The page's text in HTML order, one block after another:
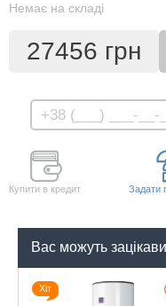
Немає на складі
27456 грн
Купити в кредит Задати
Вас можуть
Хіт